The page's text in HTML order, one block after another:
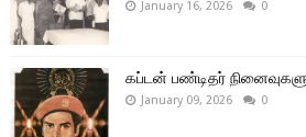
January 16, 2026 0
கப்டன் பண்டிதர்
January 09, 2026 0